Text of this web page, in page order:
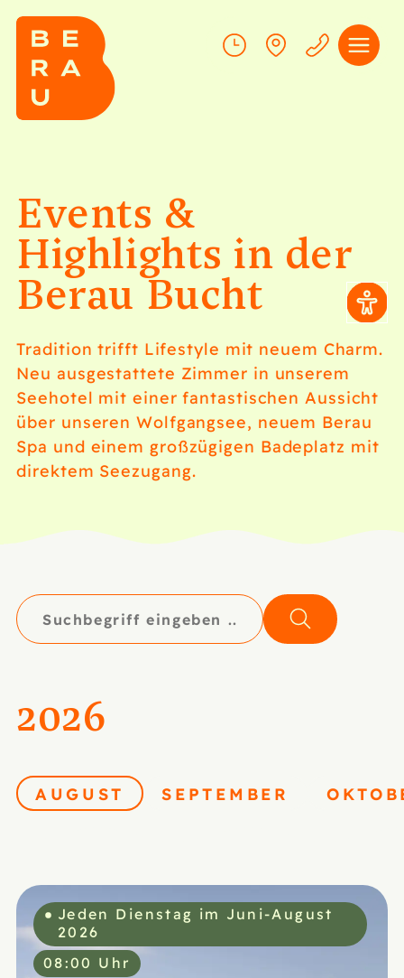
Events &
Highlights in der
Berau Bucht
Tradition trifft Lifestyle mit neuem Charm.
Neu ausgestattete Zimmer in unserem
Seehotel mit einer fantastischen Aussicht
über unseren Wolfgangsee, neuem Berau
Spa und einem großzügigen Badeplatz mit
direktem Seezugang.
2026
AUGUST
SEPTEMBER
Jeden Dienstag im Juni-August
2026
08:00 Uhr